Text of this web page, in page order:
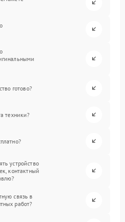
готово?
техники?
устройство
контактный
связь в
работ?